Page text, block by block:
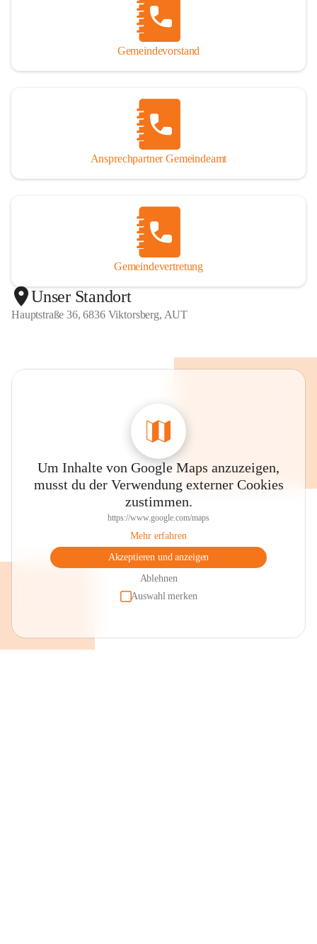
Gemeindevorstand
Ansprechpartner Gemeindeamt
Gemeindevertretung
Unser Standort
Hauptstraße 36, 6836 Viktorsberg, AUT
Um Inhalte von Google Maps anzuzeigen,
musst du der Verwendung externer Cookies
zustimmen.
https://www.google.com/maps
Mehr erfahren
Akzeptieren und anzeigen
Ablehnen
Auswahl merken